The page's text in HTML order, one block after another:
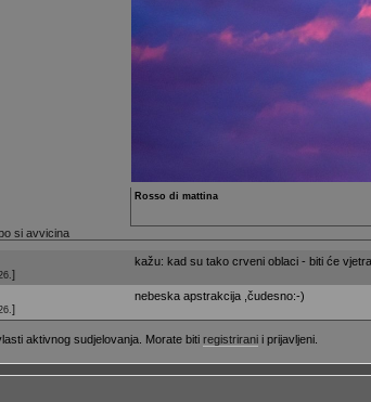
Rosso di mattina
si avvicina
]
kažu: kad su tako crveni oblaci - biti će
]
nebeska apstrakcija ,čudesno:-)
aktivnog sudjelovanja. Morate biti registrirani i prijavljeni.